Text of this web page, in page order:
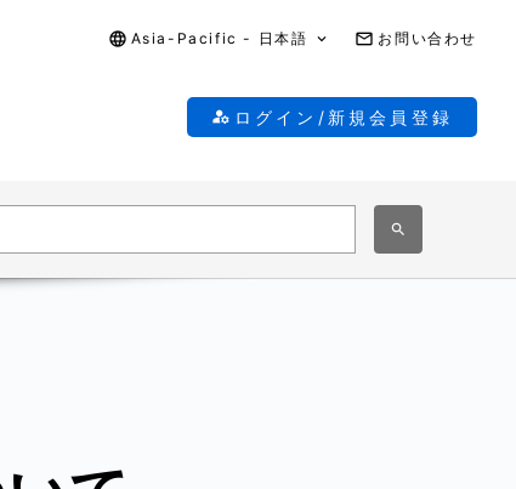
Asia-Pacific - 日本語 お問い合わせ
ログイン/新規会員登録